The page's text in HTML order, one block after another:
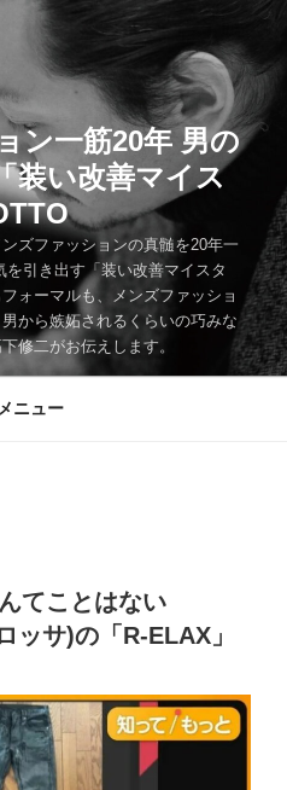
ン一筋20年 男の
装い改善マイス
ズファッションの真髄を20年一
引き出す「装い改善マイスタ
ォーマルも、メンズファッショ
から嫉妬されるくらいの巧みな
修二がお伝えします。
メニュー
てことはない
サ)の「R-ELAX」